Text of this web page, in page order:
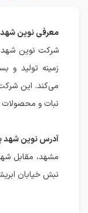
معرفی نوین شهد
زمینه تولید و
می‌کند. این
نبات و
آدرس نوین شهد
مشهد، مقابل
نبش خیابان